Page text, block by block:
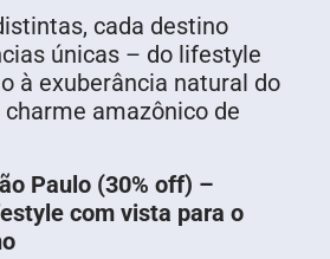
cada destino
únicas – do lifestyle
à exuberância natural do
amazônico de
Paulo (30% off) –
com vista para o